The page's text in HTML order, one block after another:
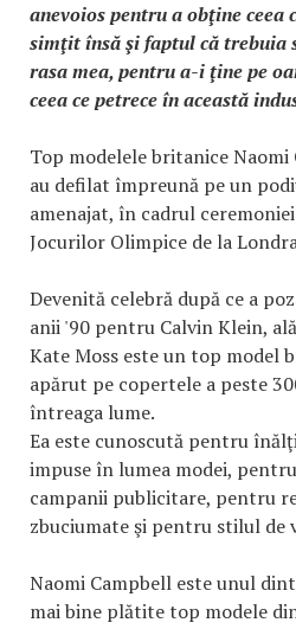
anevoios pentru a obţine ceea
simţit însă şi faptul că trebuia
rasa mea, pentru a-i ţine pe
ceea ce petrece în această
Top modelele britanice Naomi
au defilat împreună pe un
amenajat, în cadrul
Jocurilor Olimpice de la
Devenită celebră după ce a
anii '90 pentru Calvin Klein,
Kate Moss este un top model
apărut pe copertele a peste
întreaga lume.
Ea este cunoscută pentru
impuse în lumea modei,
campanii publicitare, pentru
zbuciumate şi pentru stilul de
Naomi Campbell este unul
mai bine plătite top modele